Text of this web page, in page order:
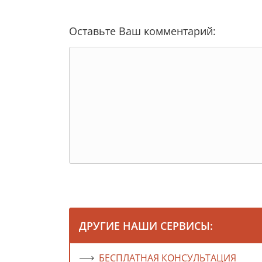
Оставьте Ваш комментарий:
ДРУГИЕ НАШИ СЕРВИСЫ:
БЕСПЛАТНАЯ КОНСУЛЬТАЦИЯ